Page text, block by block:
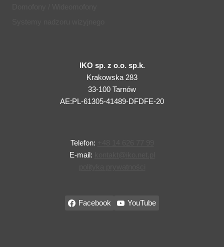
IKO sp. z o.o. sp.k.
Krakowska 283
33-100 Tarnów
AE:PL-61305-41489-DFDFE-20
Telefon:
E-mail:
Facebook YouTube